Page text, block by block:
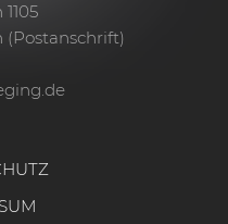
(Postanschrift)